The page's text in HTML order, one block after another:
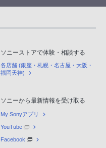
ソニーストアで体験・相談する
各店舗 (銀座・札幌・名古屋・大阪・
福岡天神)
ソニーから最新情報を受け取る
My Sonyアプリ
YouTube
Facebook